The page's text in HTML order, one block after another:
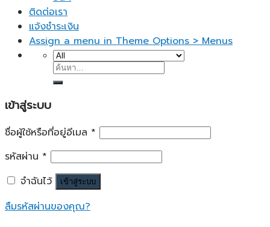
ติดต่อเรา
แจ้งชำระเงิน
Assign a menu in Theme Options > Menus
ค้นหา:
เข้าสู่ระบบ
ชื่อผู้ใช้หรือที่อยู่อีเมล *
รหัสผ่าน *
จำฉันไว้
เข้าสู่ระบบ
ลืมรหัสผ่านของคุณ?